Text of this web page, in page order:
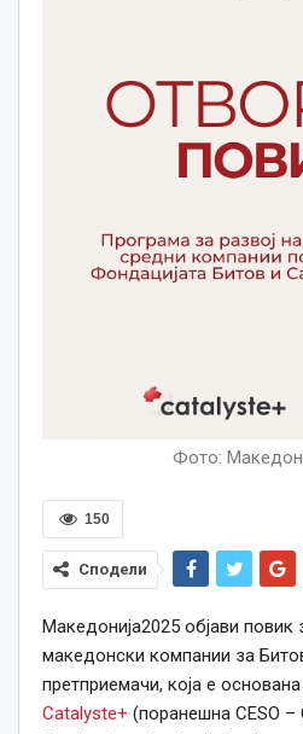
Фото:
150
Сподели
Македонија2025 објави повик
македонски компании за
претприемачи, која е
Catalyste+ (поранешна CESO –